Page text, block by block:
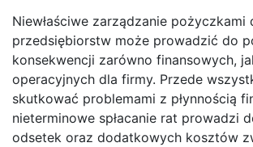
Niewłaściwe zarządzanie pożyczkami
przedsiębiorstw może prowadzić do
konsekwencji zarówno finansowych,
operacyjnych dla firmy. Przede
skutkować problemami z płynnością
nieterminowe spłacanie rat prowadzi
odsetek oraz dodatkowych kosztów